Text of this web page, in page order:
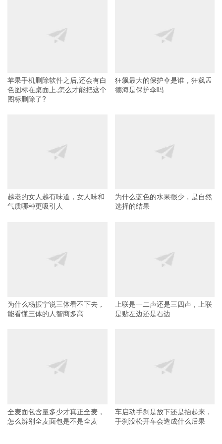
苹果手机删除软件之后,还会有白
色图标在桌面上,怎么才能把这个
图标删除了?
狂飙最大的保护伞是谁，狂飙孟
德海是保护伞吗
越老的女人越有味道，女人味和
气质哪种更吸引人
为什么蓝色的水果很少，是自然
选择的结果
为什么杨振宁说三体看不下去，
能看懂三体的人智商多高
上联是一二声还是三四声，上联
是贴左边还是右边
全麦面包含量多少才真正全麦，
怎么辨别全麦面包是不是全麦
车启动手刹是放下还是抬起来，
手刹没松开车会造成什么后果